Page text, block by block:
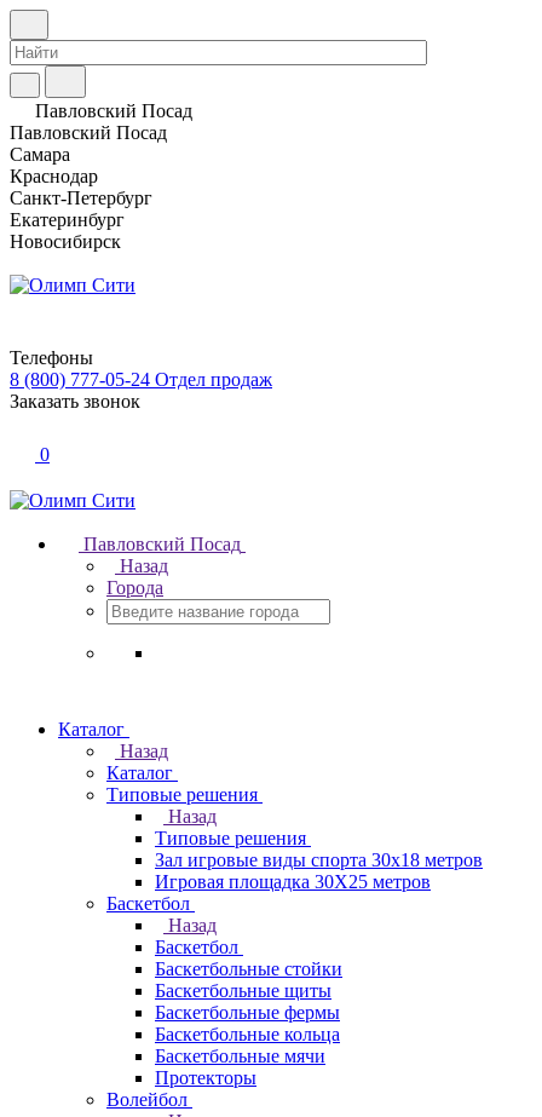
Павловский Посад
Павловский Посад
Самара
Краснодар
Санкт-Петербург
Екатеринбург
Новосибирск
Телефоны
8 (800) 777-05-24 Отдел продаж
Заказать звонок
0
Павловский Посад
Назад
Города
Каталог
Назад
Каталог
Типовые решения
Назад
Типовые решения
Зал игровые виды спорта 30x18 метров
Игровая площадка 30Х25 метров
Баскетбол
Назад
Баскетбол
Баскетбольные стойки
Баскетбольные щиты
Баскетбольные фермы
Баскетбольные кольца
Баскетбольные мячи
Протекторы
Волейбол